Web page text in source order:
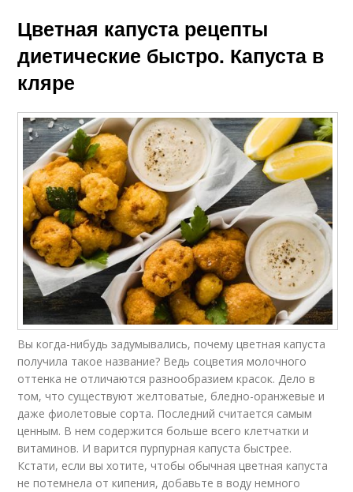
Цветная капуста рецепты
диетические быстро. Капуста в
кляре
Вы когда-нибудь задумывались, почему цветная капуста
получила такое название? Ведь соцветия молочного
оттенка не отличаются разнообразием красок. Дело в
том, что существуют желтоватые, бледно-оранжевые и
даже фиолетовые сорта. Последний считается самым
ценным. В нем содержится больше всего клетчатки и
витаминов. И варится пурпурная капуста быстрее.
Кстати, если вы хотите, чтобы обычная цветная капуста
не потемнела от кипения, добавьте в воду немного